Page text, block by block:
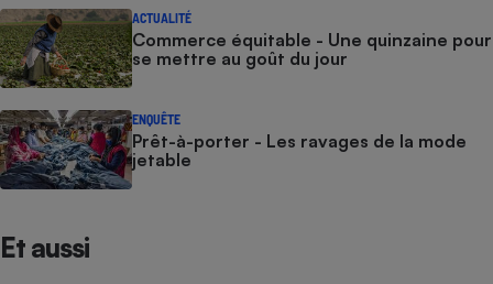
ACTUALITÉ
Commerce équitable - Une quinzaine pour
se mettre au goût du jour
ENQUÊTE
Prêt-à-porter - Les ravages de la mode
jetable
Et aussi